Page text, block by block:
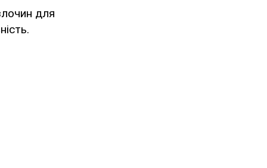
для